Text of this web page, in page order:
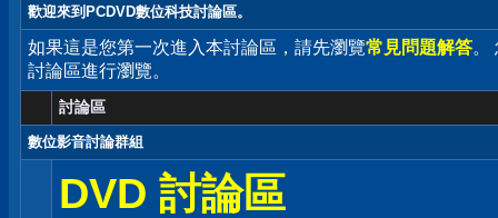
歡迎來到PCDVD數位科技討論區。
如果這是您第一次進入本討論區，請先瀏覽常見問題解答。
討論區進行瀏覽。
討論區
數位影音討論群組
DVD 討論區